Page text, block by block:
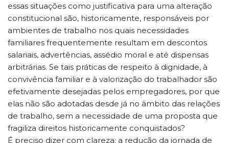
essas situações como justificativa para uma alteração
constitucional são, historicamente, responsáveis por
ambientes de trabalho nos quais necessidades
familiares frequentemente resultam em descontos
salariais, advertências, assédio moral e até dispensas
arbitrárias. Se tais práticas de respeito à dignidade, à
convivência familiar e à valorização do trabalhador são
efetivamente desejadas pelos empregadores, por que
elas não são adotadas desde já no âmbito das relações
de trabalho, sem a necessidade de uma proposta que
fragiliza direitos historicamente conquistados?
É preciso dizer com clareza: a redução da jornada de